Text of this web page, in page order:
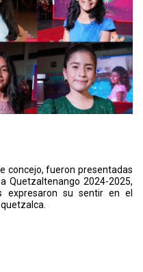
concejo, fueron presentadas
Quetzaltenango 2024-2025,
expresaron su sentir en el